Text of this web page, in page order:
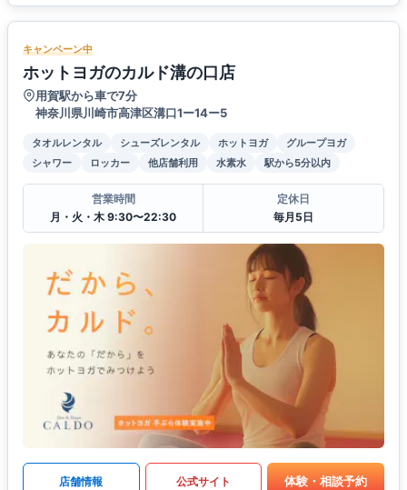
キャンペーン中
ホットヨガのカルド溝の口店
用賀駅から車で7分
神奈川県川崎市高津区溝口1ー14ー5
タオルレンタル シューズレンタル ホットヨガ
グループヨガ
シャワー
ロッカー 他店舗利用 水素水 駅から5分以内
営業時間
月・火・木 9:30〜22:30
定休日
毎月5日
店舗情報 公式サイト 体験・相談予約